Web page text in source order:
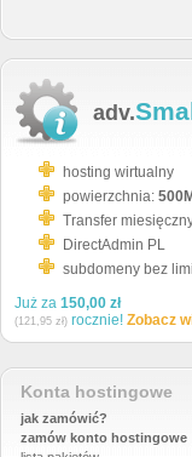
adv.
hosting wirtualny
powierzchnia:
Transfer
DirectAdmin PL
subdomeny bez
Już za 150,00 zł
(121,95 zł) rocznie! Zobacz
Konta hostingowe
jak zamówić?
zamów konto hostingowe